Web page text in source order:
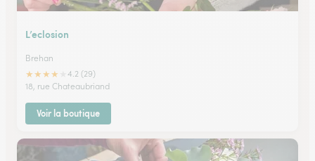
L’eclosion
Brehan
★★★★
4.2 (29)
18, rue Chateaubriand
Voir la boutique